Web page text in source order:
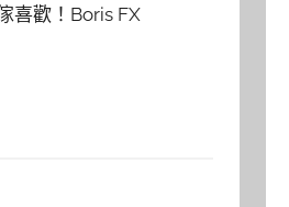
喜歡！Boris FX